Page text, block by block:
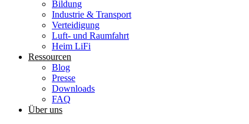
Bildung
Industrie & Transport
Verteidigung
Luft- und Raumfahrt
Heim LiFi
Ressourcen
Blog
Presse
Downloads
FAQ
Über uns